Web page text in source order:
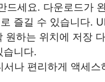
드세요. 다운로드가
즐길 수 있습니다.
하는 위치에 저장
습니다.
나 편리하게 액세스